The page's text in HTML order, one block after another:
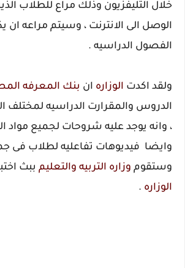
خلال التليفزيون وذلك مراع للطلاب
الوصل الى الانترنت ، وسيتم مراعه ان
الفصول الدراسيه .
ولقد اكدت الوزاره ان بنك المعرفه
الدروس والمقرارت الدراسيه لمختلف
، وانه يوجد عليه شروحات لجميع مواد
وايضا فيديوهات تفاعليه لطلاب فى
وستقوم وزاره التربيه والتعليم ببث
الوزاره .